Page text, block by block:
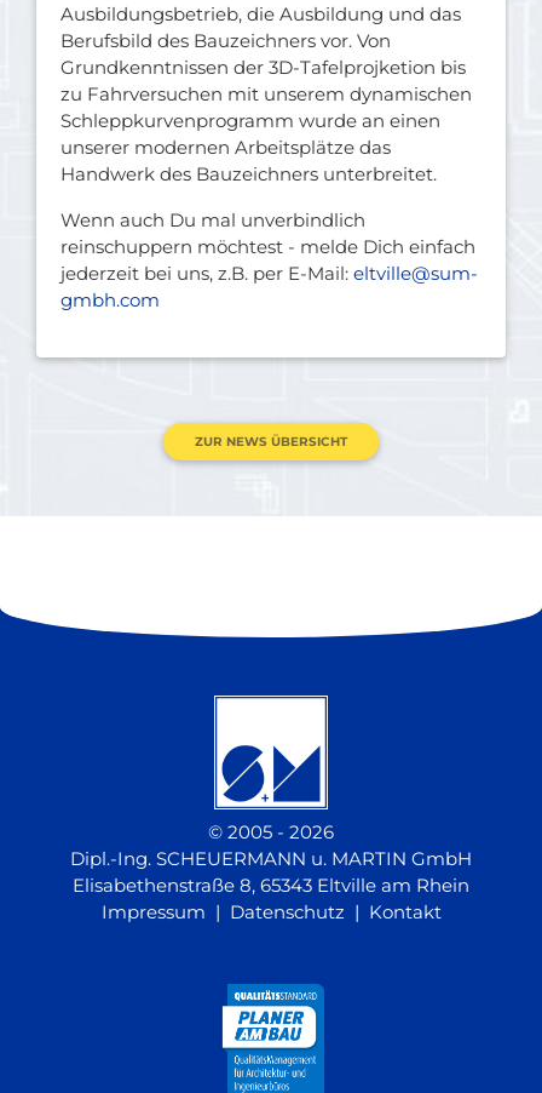
Ausbildungsbetrieb, die Ausbildung und das
Berufsbild des Bauzeichners vor. Von
Grundkenntnissen der 3D-Tafelprojketion bis
zu Fahrversuchen mit unserem dynamischen
Schleppkurvenprogramm wurde an einen
unserer modernen Arbeitsplätze das
Handwerk des Bauzeichners unterbreitet.
Wenn auch Du mal unverbindlich
reinschuppern möchtest - melde Dich einfach
jederzeit bei uns, z.B. per E-Mail: eltville@sum-
gmbh.com
ZUR NEWS ÜBERSICHT
© 2005 - 2026
Dipl.-Ing. SCHEUERMANN u. MARTIN GmbH
Elisabethenstraße 8, 65343 Eltville am Rhein
Impressum | Datenschutz | Kontakt